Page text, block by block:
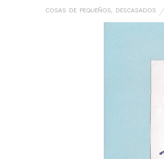
COSAS DE PEQUEÑOS DESCASADOS